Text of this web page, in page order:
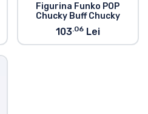
Figurina Funko POP
Chucky Buff Chucky
103.06Lei